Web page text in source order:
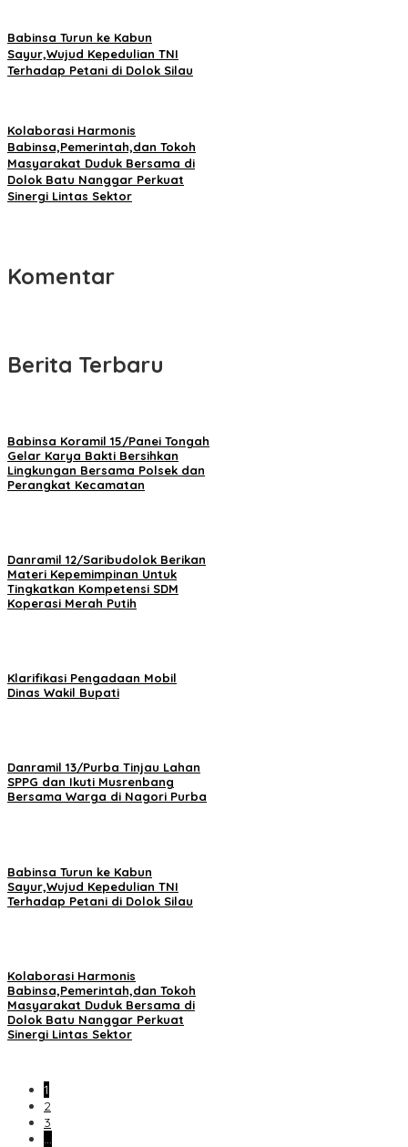
Babinsa Turun ke Kabun
Sayur,Wujud Kepedulian TNI
Terhadap Petani di Dolok Silau
Kolaborasi Harmonis
Babinsa,Pemerintah,dan Tokoh
Masyarakat Duduk Bersama di
Dolok Batu Nanggar Perkuat
Sinergi Lintas Sektor
Komentar
Berita Terbaru
Babinsa Koramil 15/Panei Tongah
Gelar Karya Bakti Bersihkan
Lingkungan Bersama Polsek dan
Perangkat Kecamatan
Danramil 12/Saribudolok Berikan
Materi Kepemimpinan Untuk
Tingkatkan Kompetensi SDM
Koperasi Merah Putih
Klarifikasi Pengadaan Mobil
Dinas Wakil Bupati
Danramil 13/Purba Tinjau Lahan
SPPG dan Ikuti Musrenbang
Bersama Warga di Nagori Purba
Babinsa Turun ke Kabun
Sayur,Wujud Kepedulian TNI
Terhadap Petani di Dolok Silau
Kolaborasi Harmonis
Babinsa,Pemerintah,dan Tokoh
Masyarakat Duduk Bersama di
Dolok Batu Nanggar Perkuat
Sinergi Lintas Sektor
1
2
3
…